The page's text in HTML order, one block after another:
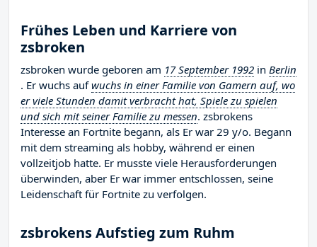
Frühes Leben und Karriere von
zsbroken
zsbroken wurde geboren am 17 September 1992 in Berlin
. Er wuchs aufwuchs in einer Familie von Gamern auf, wo
er viele Stunden damit verbracht hat, Spiele zu spielen
und sich mit seiner Familie zu messen. zsbrokens
Interesse an Fortnite begann, als Er war 29 y/o. Begann
mit dem streaming als hobby, während er einen
vollzeitjob hatte. Er musste viele Herausforderungen
überwinden, aber Er war immer entschlossen, seine
Leidenschaft für Fortnite zu verfolgen.
zsbrokens Aufstieg zum Ruhm